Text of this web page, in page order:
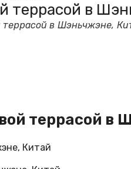
террасой в
в Шэньчжэне,
террасой в
Китай